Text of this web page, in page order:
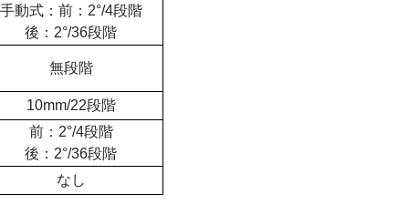
手動式：前： 2°/4段階
後： 2°/36段階
無段階
10mm/22段階
前： 2°/4段階
後： 2°/36段階
なし